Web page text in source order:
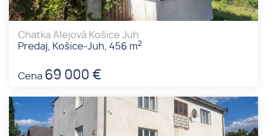
Chatka Alejová Košice Juh
Predaj, Košice-Juh, 456 m2
Cena 69 000 €